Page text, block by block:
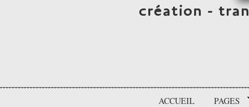
création -
ACCUEIL PAGES